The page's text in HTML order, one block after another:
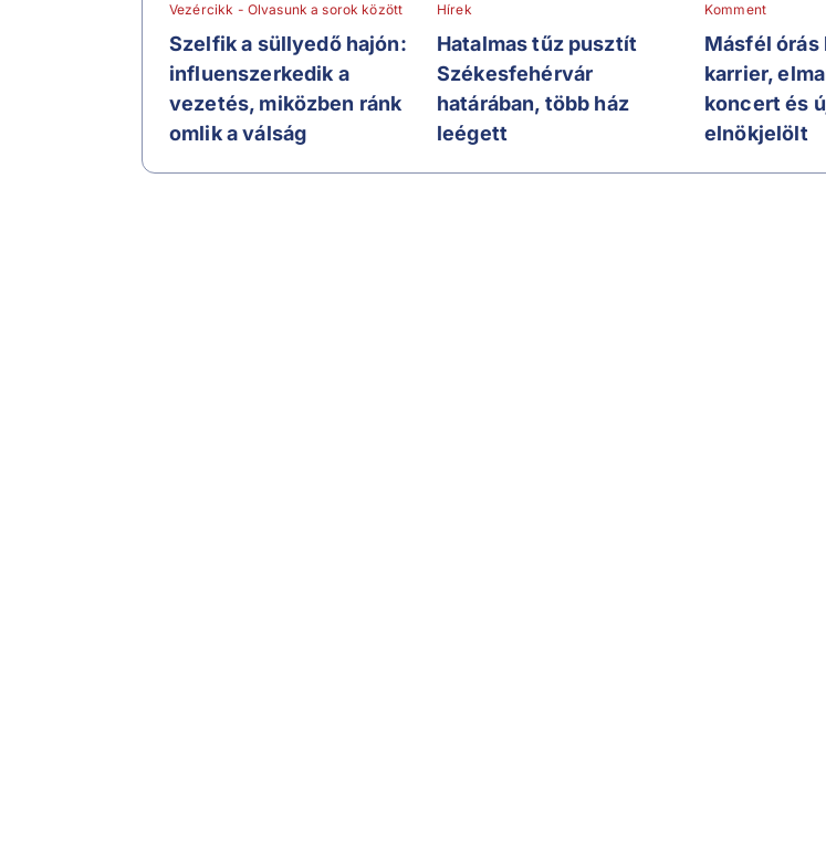
Vezércikk - Olvasunk a sorok között
Szelfik a süllyedő hajón:
influenszerkedik a
vezetés, miközben ránk
omlik a válság
Hírek
Hatalmas tűz pusztít
Székesfehérvár
határában, több ház
leégett
Komment
Másfél órás
karrier,
koncert és
elnökjelölt